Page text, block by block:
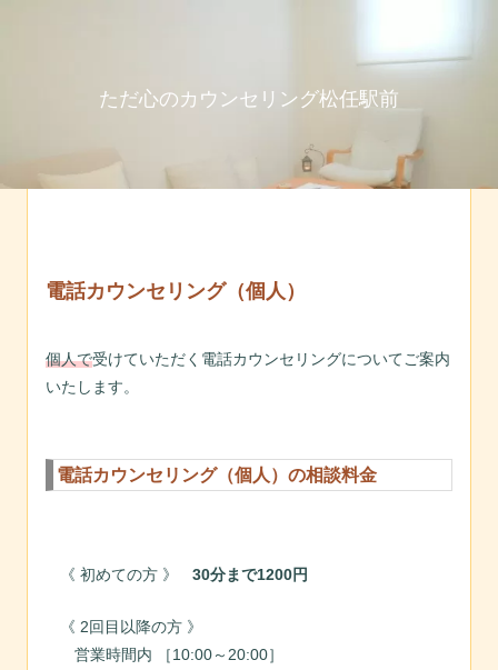
ただ心のカウンセリング松任駅前
電話カウンセリング（個人）
個人で受けていただく電話カウンセリングについてご案内
いたします。
電話カウンセリング（個人）の相談料金
《 初めての方 》 30分まで1200円
《 2回目以降の方 》
営業時間内 ［10:00～20:00］